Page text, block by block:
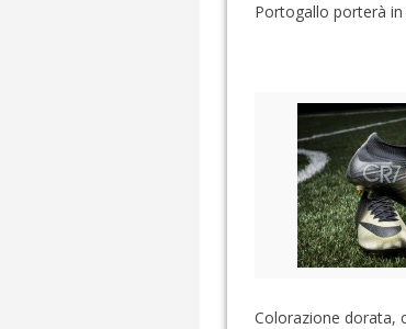
Portogallo porterà in
Colorazione dorata,